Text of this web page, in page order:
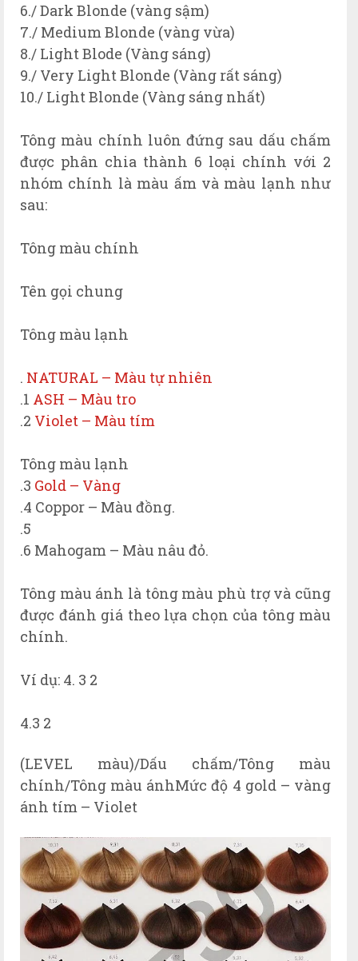
6./ Dark Blonde (vàng sậm)
7./ Medium Blonde (vàng vừa)
8./ Light Blode (Vàng sáng)
9./ Very Light Blonde (Vàng rất sáng)
10./ Light Blonde (Vàng sáng nhất)
Tông màu chính luôn đứng sau dấu chấm
được phân chia thành 6 loại chính với 2
nhóm chính là màu ấm và màu lạnh như
sau:
Tông màu chính
Tên gọi chung
Tông màu lạnh
. NATURAL – Màu tự nhiên
.1 ASH – Màu tro
.2 Violet – Màu tím
Tông màu lạnh
.3 Gold – Vàng
.4 Coppor – Màu đồng.
.5
.6 Mahogam – Màu nâu đỏ.
Tông màu ánh là tông màu phù trợ và cũng
được đánh giá theo lựa chọn của tông màu
chính.
Ví dụ: 4. 3 2
4.3 2
(LEVEL màu)/Dấu chấm/Tông màu
chính/Tông màu ánhMức độ 4 gold – vàng
ánh tím – Violet